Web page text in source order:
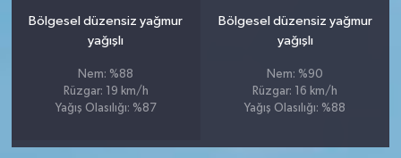
Bölgesel düzensiz yağmur
yağışlı
Nem: %88
Rüzgar: 19 km/h
Yağış Olasılığı: %87
Bölgesel düzensiz yağmur
yağışlı
Nem: %90
Rüzgar: 16 km/h
Yağış Olasılığı: %88